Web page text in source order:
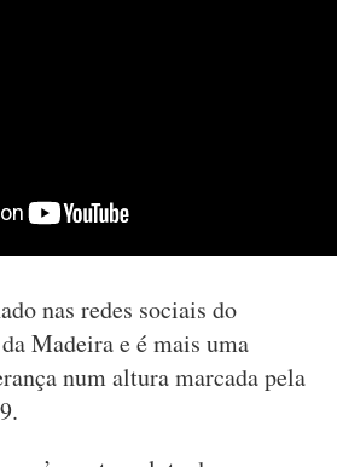
nas redes sociais do
Madeira e é mais uma
num altura marcada pela